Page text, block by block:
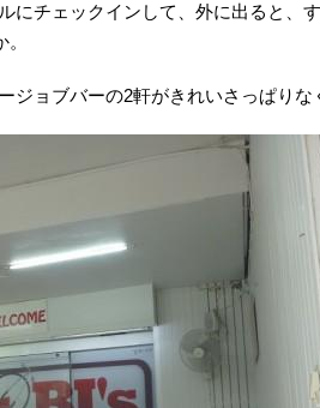
にチェックインして、外に出ると、す
ジョブバーの2軒がきれいさっぱりな